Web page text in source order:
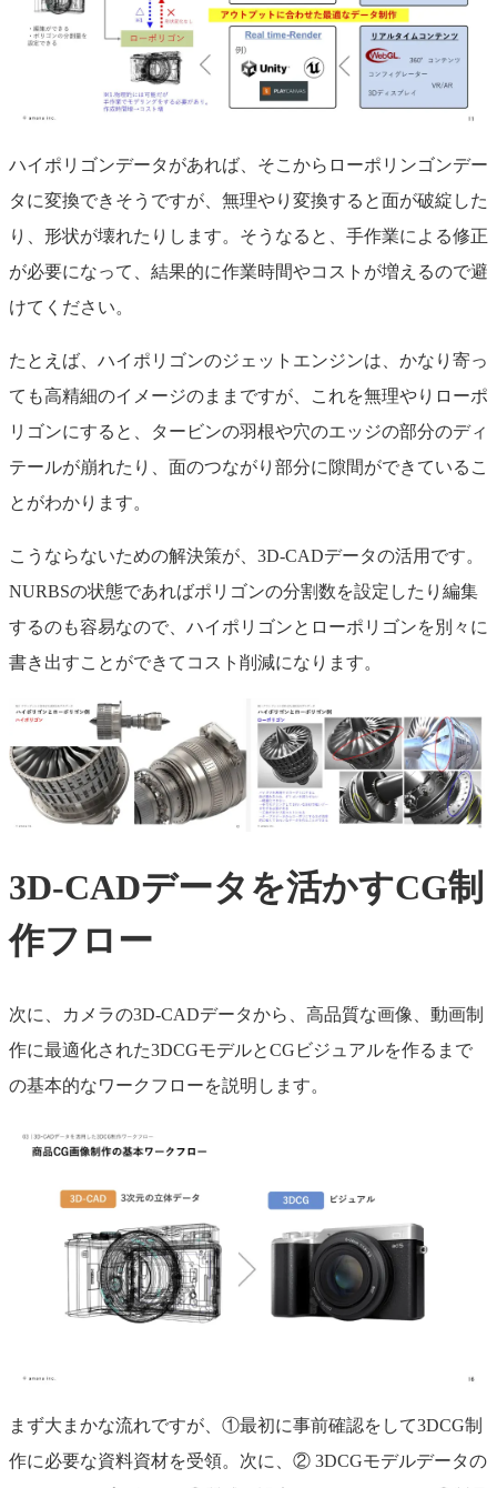
ハイポリゴンデータがあれば、そこからローポリンゴンデー
タに変換できそうですが、無理やり変換すると面が破綻した
り、形状が壊れたりします。そうなると、手作業による修正
が必要になって、結果的に作業時間やコストが増えるので避
けてください。
たとえば、ハイポリゴンのジェットエンジンは、かなり寄っ
ても高精細のイメージのままですが、これを無理やりローポ
リゴンにすると、タービンの羽根や穴のエッジの部分のディ
テールが崩れたり、面のつながり部分に隙間ができているこ
とがわかります。
こうならないための解決策が、3D-CADデータの活用です。
NURBSの状態であればポリゴンの分割数を設定したり編集
するのも容易なので、ハイポリゴンとローポリゴンを別々に
書き出すことができてコスト削減になります。
3D-CADデータを活かすCG制
作フロー
次に、カメラの3D-CADデータから、高品質な画像、動画制
作に最適化された3DCGモデルとCGビジュアルを作るまで
の基本的なワークフローを説明します。
まず大まかな流れですが、①最初に事前確認をして3DCG制
作に必要な資料資材を受領。次に、② 3DCGモデルデータの